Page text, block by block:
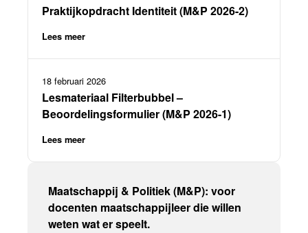
Praktijkopdracht Identiteit (M&P 2026-2)
Lees meer
18 februari 2026
Lesmateriaal Filterbubbel –
Beoordelingsformulier (M&P 2026-1)
Lees meer
Maatschappij & Politiek (M&P): voor
docenten maatschappijleer die willen
weten wat er speelt.